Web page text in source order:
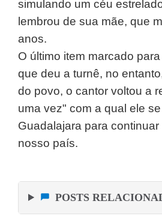
simulando um céu
lembrou de sua mãe, que
anos.
O último item marcado
que deu a turnê, no
do povo, o cantor voltou a
uma vez" com a qual ele
Guadalajara para
nosso país.
POSTS